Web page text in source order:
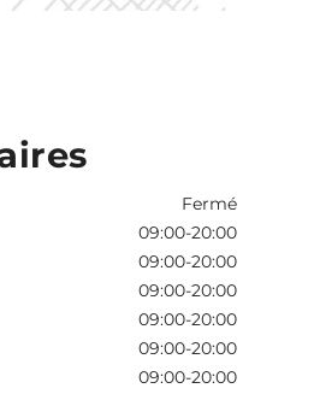
Fermé
09:00-20:00
09:00-20:00
09:00-20:00
09:00-20:00
09:00-20:00
09:00-20:00